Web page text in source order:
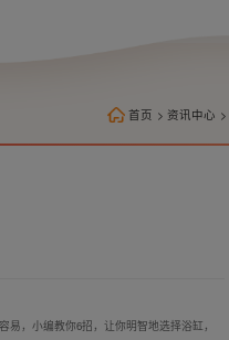
首页 > 资讯中心 >
，小编教你6招，让你明智地选择浴缸，